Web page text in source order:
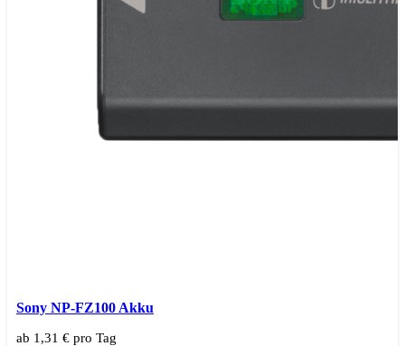
Sony NP-FZ100 Akku
ab 1,31 € pro Tag